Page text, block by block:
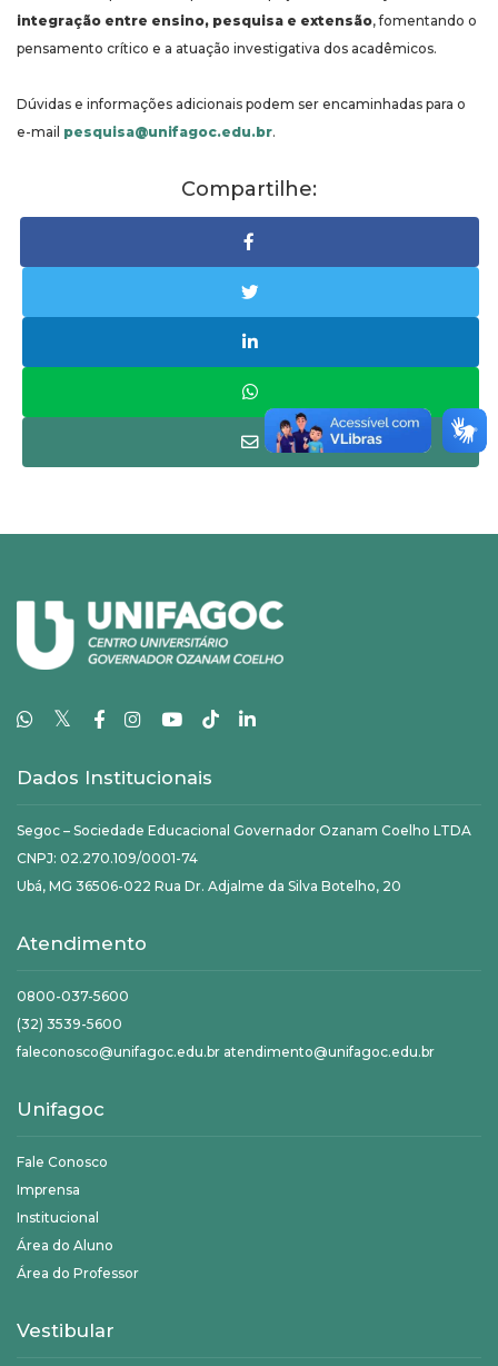
integração entre ensino, pesquisa e extensão, fomentando o
pensamento crítico e a atuação investigativa dos acadêmicos.
Dúvidas e informações adicionais podem ser encaminhadas para o
e-mail pesquisa@unifagoc.edu.br.
Compartilhe:
𝕏
Dados Institucionais
Segoc – Sociedade Educacional Governador Ozanam Coelho LTDA
CNPJ: 02.270.109/0001-74
Ubá, MG 36506-022 Rua Dr. Adjalme da Silva Botelho, 20
Atendimento
0800-037-5600
(32) 3539-5600
faleconosco@unifagoc.edu.br atendimento@unifagoc.edu.br
Unifagoc
Fale Conosco
Imprensa
Institucional
Área do Aluno
Área do Professor
Vestibular